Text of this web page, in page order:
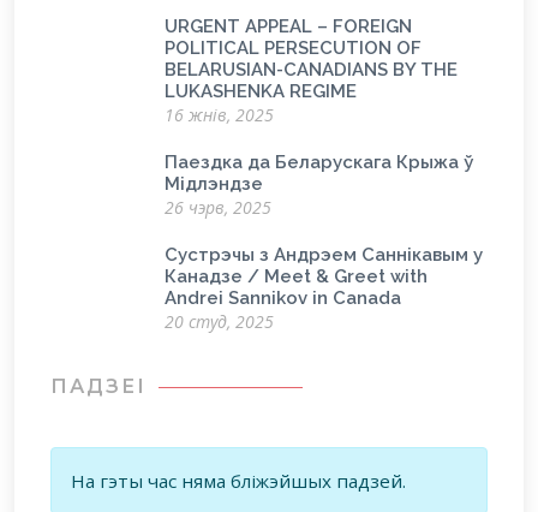
URGENT APPEAL – FOREIGN
POLITICAL PERSECUTION OF
BELARUSIAN-CANADIANS BY THE
LUKASHENKA REGIME
16 жнів, 2025
Паездка да Беларускага Крыжа ў
Мідлэндзе
26 чэрв, 2025
Сустрэчы з Андрэем Саннікавым у
Канадзе / Meet & Greet with
Andrei Sannikov in Canada
20 студ, 2025
ПАДЗЕІ
На гэты час няма бліжэйшых падзей.